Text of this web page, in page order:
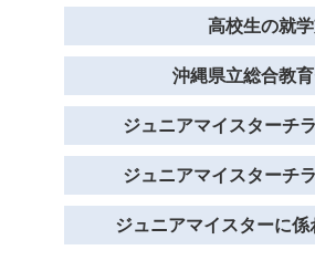
高校生の就
沖縄県立総合教
ジュニアマイスターチ
ジュニアマイスターチ
ジュニアマイスターに